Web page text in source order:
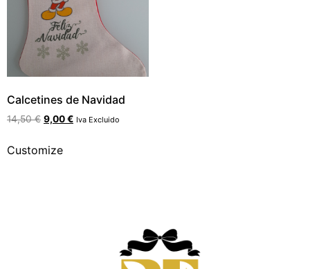
Calcetines de Navidad
14,50€ 9,00€ Iva Excluido
Customize